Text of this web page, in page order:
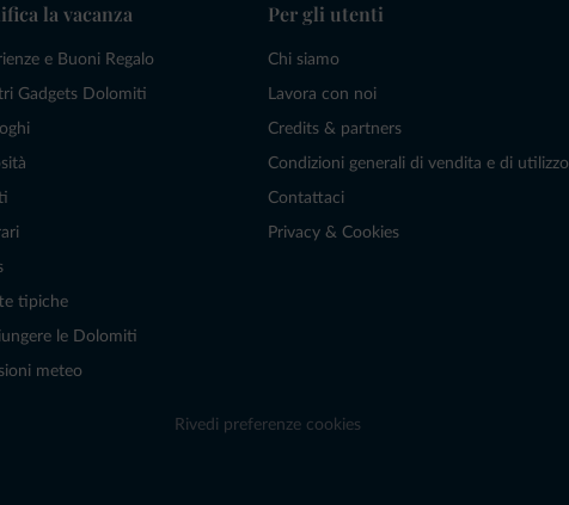
la vacanza
e Buoni Regalo
Gadgets Dolomiti
tipiche
le Dolomiti
meteo
Per gli utenti
Chi siamo
Lavora con noi
Credits & partners
Condizioni generali di vendita e di utilizzo
Contattaci
Privacy & Cookies
Rivedi preferenze cookies